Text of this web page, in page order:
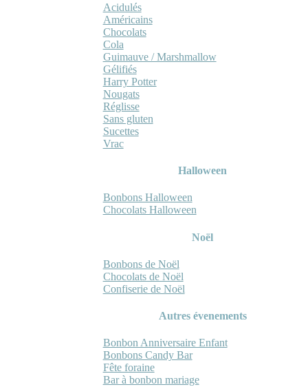
Acidulés
Américains
Chocolats
Cola
Guimauve / Marshmallow
Gélifiés
Harry Potter
Nougats
Réglisse
Sans gluten
Sucettes
Vrac
Halloween
Bonbons Halloween
Chocolats Halloween
Noël
Bonbons de Noël
Chocolats de Noël
Confiserie de Noël
Autres évenements
Bonbon Anniversaire Enfant
Bonbons Candy Bar
Fête foraine
Bar à bonbon mariage